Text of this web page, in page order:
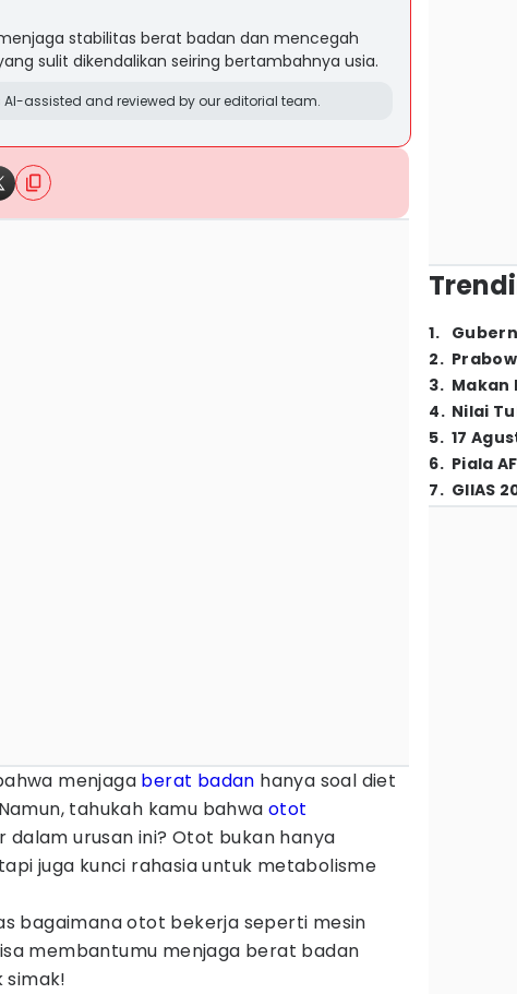
stabilitas berat badan dan mencegah
sulit dikendalikan seiring bertambahnya usia.
assisted and reviewed by our editorial team.
menjaga berat badan hanya soal diet
tahukah kamu bahwa otot
urusan ini? Otot bukan hanya
juga kunci rahasia untuk metabolisme
bagaimana otot bekerja seperti mesin
membantumu menjaga berat badan
simak!
1.
2.
3. Makan
4. Nilai
5. 17
6. Piala
7. GIIAS